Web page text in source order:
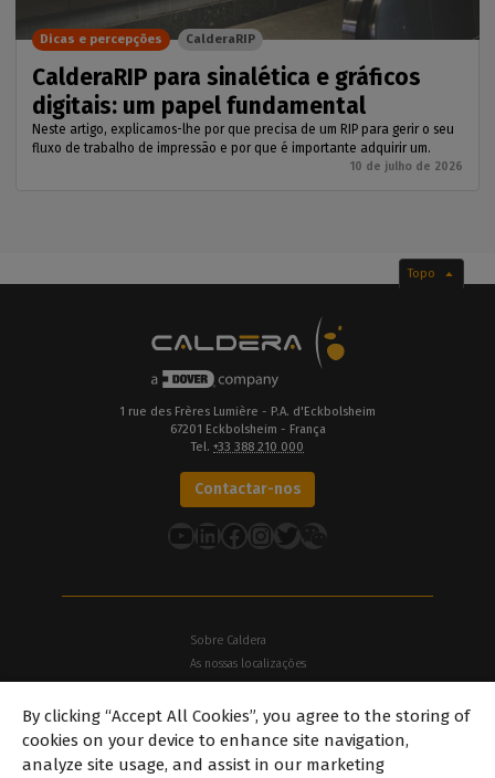
CalderaRIP para sinalética e gráficos
digitais: um papel fundamental
Neste artigo, explicamos-lhe por que precisa de um RIP para gerir o seu
fluxo de trabalho de impressão e por que é importante adquirir um.
10 de julho de 2026
Dicas e percepções CalderaRIP
Topo
1 rue des Frères Lumière - P.A. d'Eckbolsheim
67201 Eckbolsheim - França
Tel. +33 388 210 000
Contactar-nos
YouTube
LinkedIn
Facebook
Instagram
Twitter
Sobre Caldera
As nossas localizações
Carreiras
Parceiros
By clicking “Accept All Cookies”, you agree to the storing of
cookies on your device to enhance site navigation,
analyze site usage, and assist in our marketing